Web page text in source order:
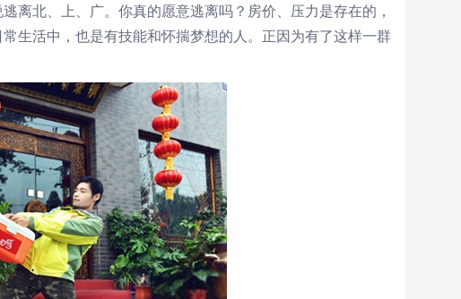
离北、上、广。你真的愿意逃离吗？房价、压力是存在的，
生活中，也是有技能和怀揣梦想的人。正因为有了这样一群